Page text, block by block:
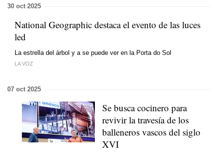
30 oct 2025
National Geographic destaca el evento de las luces
led
La estrella del árbol y a se puede ver en la Porta do Sol
LA VOZ
07 oct 2025
Se busca cocinero para
revivir la travesía de los
balleneros vascos del siglo
XVI